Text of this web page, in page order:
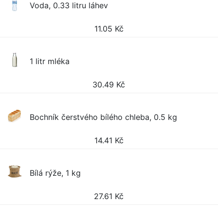
Voda, 0.33 litru láhev
11.05 Kč
1 litr mléka
30.49 Kč
Bochník čerstvého bílého chleba, 0.5 kg
14.41 Kč
Bílá rýže, 1 kg
27.61 Kč